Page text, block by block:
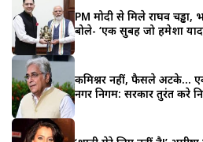
PM मोदी से मिले राघव
बोले- ‘एक सुबह जो हमेशा याद
कमिश्नर नहीं, फैसले अटके… एक
नगर निगम: सरकार तुरंत करे